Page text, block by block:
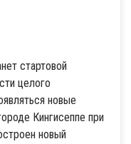
стартовой
целого
новые
Кингисеппе при
новый